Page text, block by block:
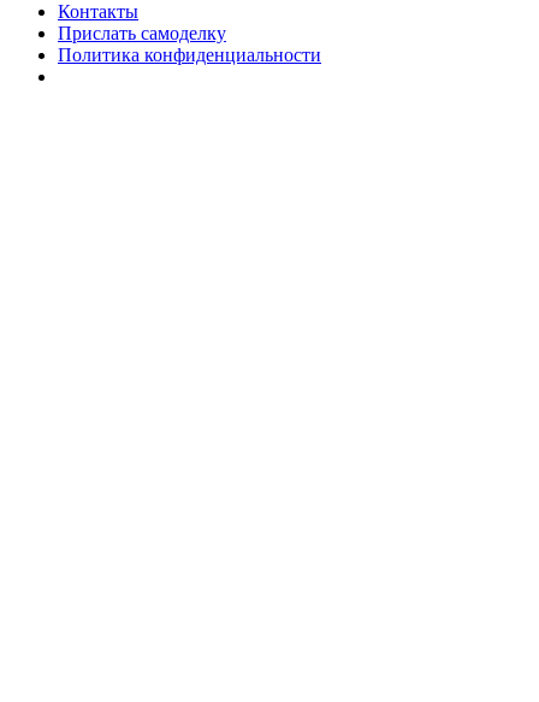
Контакты
Прислать самоделку
Политика конфиденциальности